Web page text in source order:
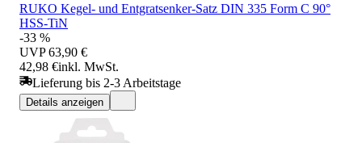
RUKO Kegel- und Entgratsenker-Satz DIN 335 Form C 90°
HSS-TiN
-33 %
UVP 63,90 €
42,98 €inkl. MwSt.
Lieferung bis 2-3 Arbeitstage
Details anzeigen